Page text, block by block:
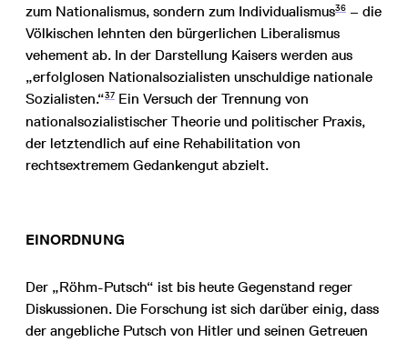
zum Nationalismus, sondern zum Individualismus36 – die
Völkischen lehnten den bürgerlichen Liberalismus
vehement ab. In der Darstellung Kaisers werden aus
„erfolglosen Nationalsozialisten unschuldige nationale
Sozialisten.“37 Ein Versuch der Trennung von
nationalsozialistischer Theorie und politischer Praxis,
der letztendlich auf eine Rehabilitation von
rechtsextremem Gedankengut abzielt.
EINORDNUNG
Der „Röhm-Putsch“ ist bis heute Gegenstand reger
Diskussionen. Die Forschung ist sich darüber einig, dass
der angebliche Putsch von Hitler und seinen Getreuen